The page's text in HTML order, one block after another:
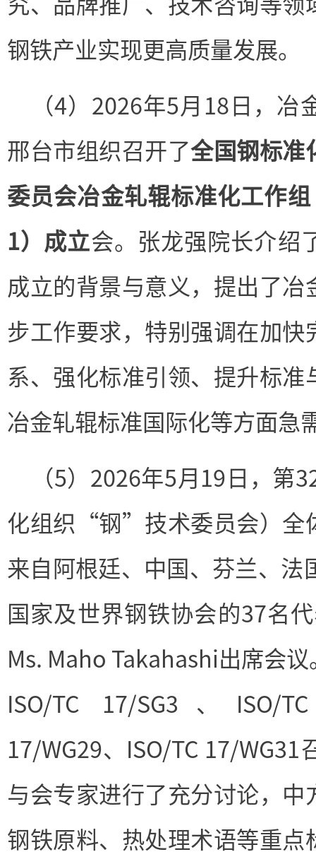
钢铁产业实现更高质量发展。
（4）2026年5月18日，冶
邢台市组织召开了全国钢标准
委员会冶金轧辊标准化工作组
1）成立会。张龙强院长介绍
成立的背景与意义，提出了
步工作要求，特别强调在加快
系、强化标准引领、提升标
冶金轧辊标准国际化等方面急
（5）2026年5月19日，第
化组织“钢”技术委员会）全
来自阿根廷、中国、芬兰、法
国家及世界钢铁协会的37名
Ms. Maho Takahashi出席会
ISO/TC 17/SG3、ISO/
17/WG29、ISO/TC 17/
与会专家进行了充分讨论，中
钢铁原料、热处理术语等重点